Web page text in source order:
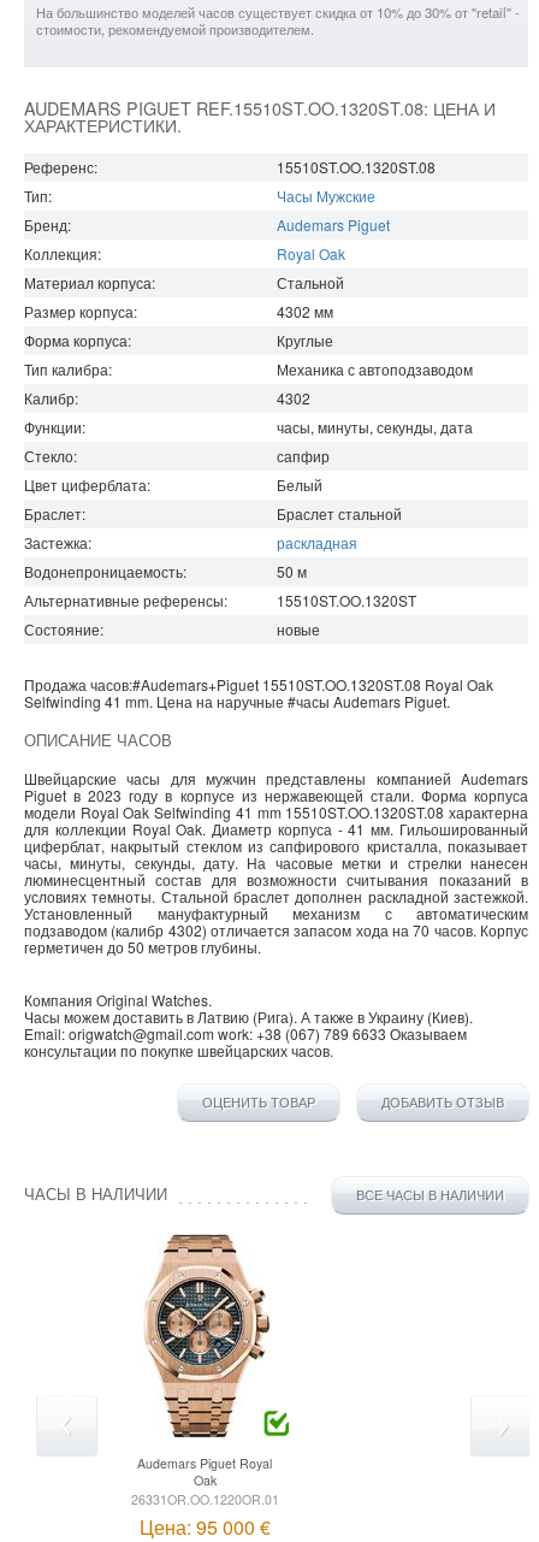
На большинство моделей часов существует скидка от 10% до 30% от "retail" -
стоимости, рекомендуемой производителем.
AUDEMARS PIGUET REF.15510ST.OO.1320ST.08: ЦЕНА И
ХАРАКТЕРИСТИКИ.
Референс:
15510ST.OO.1320ST.08
Тип:
Часы Мужские
Бренд:
Audemars Piguet
Коллекция:
Royal Oak
Материал корпуса:
Стальной
Размер корпуса:
4302 мм
Форма корпуса:
Круглые
Тип калибра:
Механика с автоподзаводом
Калибр:
4302
Функции:
часы, минуты, секунды, дата
Стекло:
сапфир
Цвет циферблата:
Белый
Браслет:
Браслет стальной
Застежка:
раскладная
Водонепроницаемость: 50 м
Альтернативные референсы:
15510ST.OO.1320ST
Состояние:
новые
Продажа часов:#Audemars+Piguet 15510ST.OO.1320ST.08 Royal Oak
Selfwinding 41 mm. Цена на наручные #часы Audemars Piguet.
ОПИСАНИЕ ЧАСОВ
Швейцарские часы для мужчин представлены компанией Audemars
Piguet в 2023 году в корпусе из нержавеющей стали. Форма корпуса
модели Royal Oak Selfwinding 41 mm 15510ST.OO.1320ST.08 характерна
для коллекции Royal Oak. Диаметр корпуса - 41 мм. Гильошированный
циферблат, накрытый стеклом из сапфирового кристалла, показывает
часы, минуты, секунды, дату. На часовые метки и стрелки нанесен
люминесцентный состав для возможности считывания показаний в
условиях темноты. Стальной браслет дополнен раскладной застежкой.
Установленный мануфактурный механизм с автоматическим
подзаводом (калибр 4302) отличается запасом хода на 70 часов. Корпус
герметичен до 50 метров глубины.
Компания Original Watches.
Часы можем доставить в Латвию (Рига). А также вУкраину (Киев).
Email:origwatch@gmail.com work:+38 (067) 789 6633 Оказываем
консультации по покупке швейцарских часов.
ОЦЕНИТЬ ТОВАР ДОБАВИТЬ ОТЗЫВ
ЧАСЫ В НАЛИЧИИ ВСЕ ЧАСЫ В НАЛИЧИИ
Audemars Piguet Royal
Oak
26331OR.OO.1220OR.01
Цена: 95 000 €